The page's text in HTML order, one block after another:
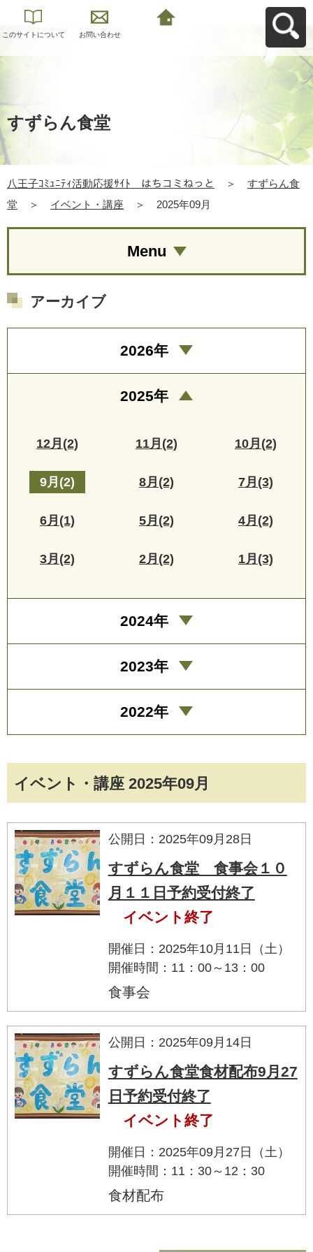
このサイトについて お問い合わせ
すずらん食堂
八王子ｺﾐｭﾆﾃｨ活動応援ｻｲﾄ はちコミねっと ＞
すずらん食
堂
＞ イベント・講座 ＞ 2025年09月
イベント・講座 2025年09月
公開日：2025年09月28日
すずらん食堂 食事会１０
月１１日予約受付終了
イベント終了
開催日：2025年10月11日（土）
開催時間：11：00～13：00
食事会
公開日：2025年09月14日
すずらん食堂食材配布9月27
日予約受付終了
イベント終了
開催日：2025年09月27日（土）
開催時間：11：30～12：30
食材配布
Menu
アーカイブ
2026年
2025年
12月(2) 11月(2) 10月(2)
9月(2) 8月(2) 7月(3)
6月(1) 5月(2) 4月(2)
3月(2) 2月(2) 1月(3)
2024年
2023年
2022年